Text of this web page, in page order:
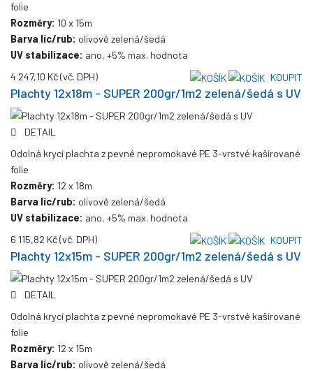
folie
Rozměry: 10 x 15m
Barva líc/rub: olivově zelená/šedá
UV stabilizace: ano, +5% max. hodnota
4 247,10 Kč(vč. DPH) KOUPIT
Plachty 12x18m - SUPER 200gr/1m2 zelená/šedá s UV
DETAIL
Odolná krycí plachta z pevné nepromokavé PE 3-vrstvé kašírované
folie
Rozměry: 12 x 18m
Barva líc/rub: olivově zelená/šedá
UV stabilizace: ano, +5% max. hodnota
6 115,82 Kč(vč. DPH) KOUPIT
Plachty 12x15m - SUPER 200gr/1m2 zelená/šedá s UV
DETAIL
Odolná krycí plachta z pevné nepromokavé PE 3-vrstvé kašírované
folie
Rozměry: 12 x 15m
Barva líc/rub: olivově zelená/šedá